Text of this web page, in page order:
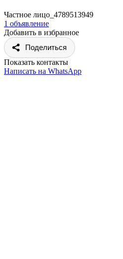
Частное лицо_4789513949
1 объявление
Добавить в избранное
Поделиться
Показать контакты
Написать на WhatsApp